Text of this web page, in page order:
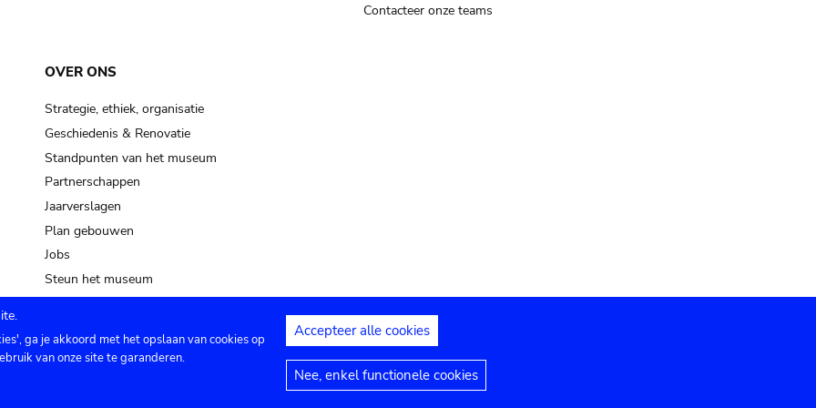
Contacteer onze teams
OVER ONS
Strategie, ethiek, organisatie
Geschiedenis & Renovatie
Standpunten van het museum
Partnerschappen
Jaarverslagen
Plan gebouwen
Jobs
Steun het museum
Privacy instellingen Juridische mededelingen
ga je akkoord met het opslaan van cookies op
van onze site te garanderen.
Accepteer alle cookies
Nee, enkel functionele cookies